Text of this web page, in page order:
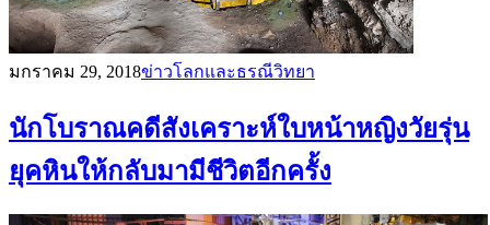
มกราคม 29, 2018ข่าวโลกและธรณีวิทยา
นักโบราณคดีสังเคราะห์ใบหน้าหญิงวัยรุ่น
ยุคหินให้กลับมามีชีวิตอีกครั้ง